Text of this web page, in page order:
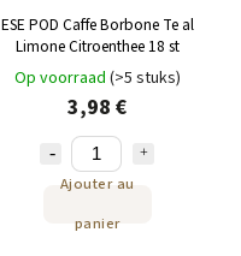
ESE POD Caffe Borbone Te al
Limone Citroenthee 18 st
Op voorraad (>5 stuks)
3,98 €
Ajouter au
panier